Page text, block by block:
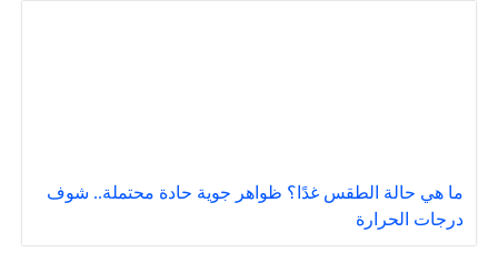
ما هي حالة الطقس غدًا؟ ظواهر جوية حادة محتملة.. شوف
درجات الحرارة